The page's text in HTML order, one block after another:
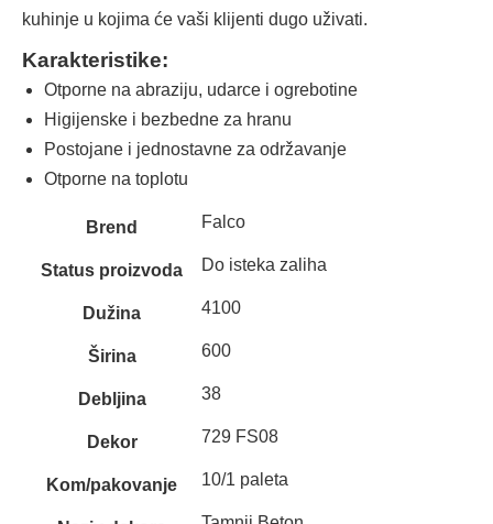
kuhinje u kojima će vaši klijenti dugo uživati.
Karakteristike:
Otporne na abraziju, udarce i ogrebotine
Higijenske i bezbedne za hranu
Postojane i jednostavne za održavanje
Otporne na toplotu
Brend Falco
Status proizvoda Do isteka zaliha
Dužina 4100
Širina 600
Debljina 38
Dekor 729 FS08
Kom/pakovanje 10/1 paleta